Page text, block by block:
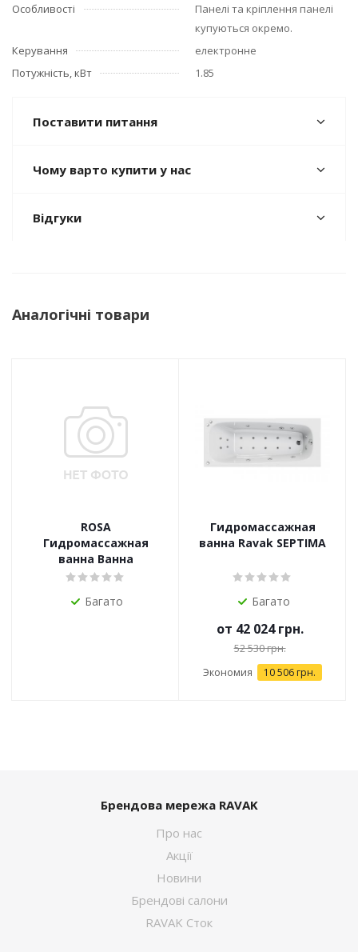
Особливості
Панелі та кріплення панелі
купуються окремо.
Керування
електронне
Потужність, кВт
1.85
Поставити питання
Чому варто купити у нас
Відгуки
Аналогічні товари
ROSA
Гидромассажная
ванна Ванна
Багато
Гидромассажная
ванна Ravak SEPTIMA
Багато
от 42 024 грн.
52 530 грн.
Экономия 10 506 грн.
Брендова мережа RAVAK
Про нас
Акції
Новини
Брендові салони
RAVAK Сток